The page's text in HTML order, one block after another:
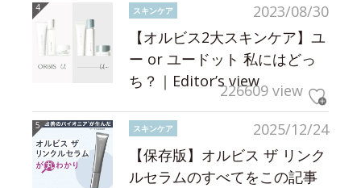
2023/08/30
スキンケア
【オルビス2大スキンケア】ユ
ー or ユードット 私にはどっ
ち？｜Editor’s view226609 view
2025/12/24
スキンケア
【保存版】オルビス ザ リンク
ルセラムのすべてをこの記事